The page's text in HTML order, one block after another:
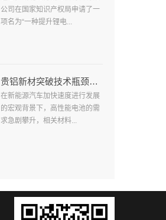
公司在国家知识产权局申请了一
项名为“一种提升锂电...
贵铝新材突破技术瓶颈1100G合金电池箔闪耀行业前沿
在新能源汽车加快速度进行发展
的宏观背景下，高性能电池的需
求急剧攀升，相关材料...